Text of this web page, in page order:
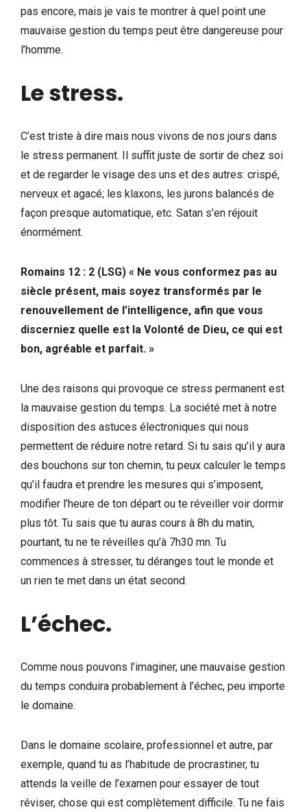
pas encore, mais je vais te montrer à quel point une
mauvaise gestion du temps peut être dangereuse pour
l’homme.
Le stress.
C’est triste à dire mais nous vivons de nos jours dans
le stress permanent. Il suffit juste de sortir de chez soi
et de regarder le visage des uns et des autres: crispé,
nerveux et agacé; les klaxons, les jurons balancés de
façon presque automatique, etc. Satan s’en réjouit
énormément.
Romains 12 : 2 (LSG) « Ne vous conformez pas au
siècle présent, mais soyez transformés par le
renouvellement de l’intelligence, afin que vous
discerniez quelle est la Volonté de Dieu, ce qui est
bon, agréable et parfait. »
Une des raisons qui provoque ce stress permanent est
la mauvaise gestion du temps. La société met à notre
disposition des astuces électroniques qui nous
permettent de réduire notre retard. Si tu sais qu’il y aura
des bouchons sur ton chemin, tu peux calculer le temps
qu’il faudra et prendre les mesures qui s’imposent,
modifier l’heure de ton départ ou te réveiller voir dormir
plus tôt. Tu sais que tu auras cours à 8h du matin,
pourtant, tu ne te réveilles qu’à 7h30 mn. Tu
commences à stresser, tu déranges tout le monde et
un rien te met dans un état second.
L’échec.
Comme nous pouvons l’imaginer, une mauvaise gestion
du temps conduira probablement à l’échec, peu importe
le domaine.
Dans le domaine scolaire, professionnel et autre, par
exemple, quand tu as l’habitude de procrastiner, tu
attends la veille de l’examen pour essayer de tout
réviser, chose qui est complètement difficile. Tu ne fais